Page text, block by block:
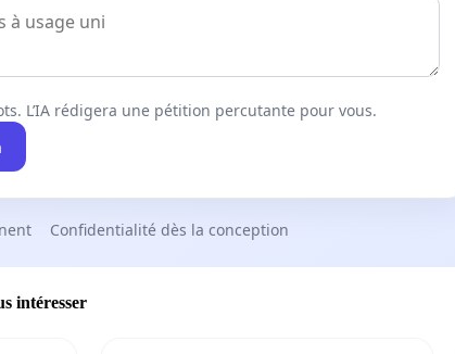
L’IA rédigera une pétition percutante pour vous.
Confidentialité dès la conception
intéresser